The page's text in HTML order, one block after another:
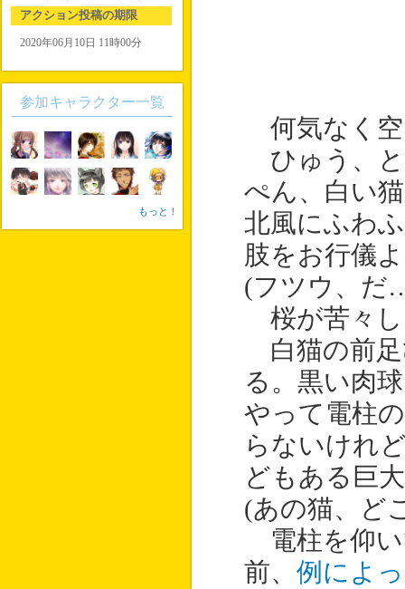
何気なく空
ひゅう、と
ぺん、白い
北風にふわ
肢をお行儀
(フツウ、
桜が苦々し
白猫の前足
る。黒い肉
やって電柱
らないけれ
どもある巨
(あの猫、ど
電柱を仰い
前、 例によ
アクション投稿の期限
2020年06月10日 11時00分
参加キャラクター一覧
もっと！